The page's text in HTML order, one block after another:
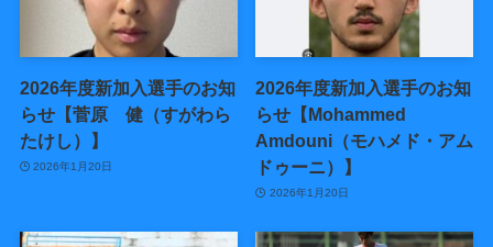
2026年度新加入選手のお知
らせ【菅原 健（すがわら
たけし）】
2026年1月20日
2026年度新加入選手のお知
らせ【Mohammed
Amdouni（モハメド・アム
ドゥーニ）】
2026年1月20日